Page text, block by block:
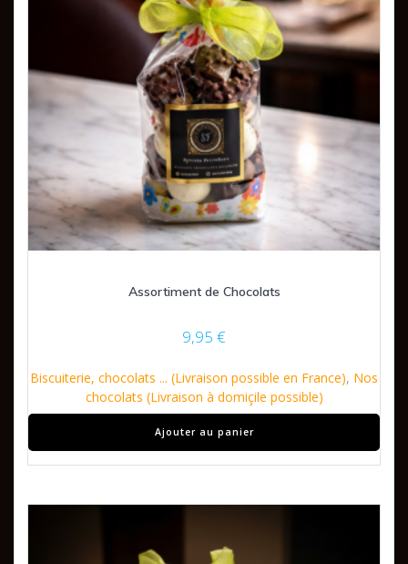
Assortiment de Chocolats
9,95 €
Biscuiterie, chocolats ... (Livraison possible en France), Nos
chocolats (Livraison à domiçile possible)
Ajouter au panier